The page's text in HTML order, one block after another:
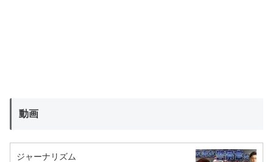
動画
ジャーナリズム